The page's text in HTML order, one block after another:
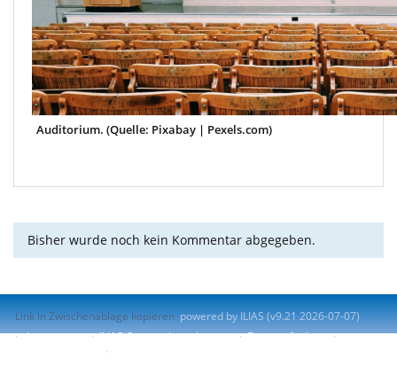
Auditorium. (Quelle: Pixabay | Pexels.com)
Bisher wurde noch kein Kommentar abgegeben.
Link in Zwischenablage kopieren powered by ILIAS (v9.21 2026-07-07)
Impressum
ILIAS-Support kontaktieren
Barrierefreiheit